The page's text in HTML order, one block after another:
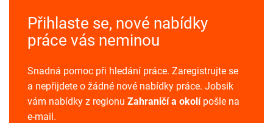
Přihlaste se, nové nabídky
práce vás neminou
Snadná pomoc při hledání práce. Zaregistrujte se
a nepřijdete o žádné nové nabídky práce. Jobsik
vám nabídky z regionu Zahraničí a okolípošle na
e-mail.